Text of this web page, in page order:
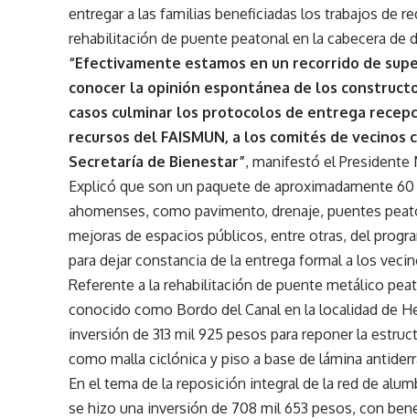
entregar a las familias beneficiadas los trabajos de
rehabilitación de puente peatonal en la cabecera de
“Efectivamente estamos en un recorrido de
conocer la opinión espontánea de los
casos culminar los protocolos de entrega
recursos del FAISMUN, a los comités de
Secretaría de Bienestar”, manifestó el Presidente
Explicó que son un paquete de aproximadamente
ahomenses, como pavimento, drenaje, puentes
mejoras de espacios públicos, entre otras, del
para dejar constancia de la entrega formal a los
Referente a la rehabilitación de puente metálico
conocido como Bordo del Canal en la localidad de
inversión de 313 mil 925 pesos para reponer la
como malla ciclónica y piso a base de lámina
En el tema de la reposición integral de la red de
se hizo una inversión de 708 mil 653 pesos, con